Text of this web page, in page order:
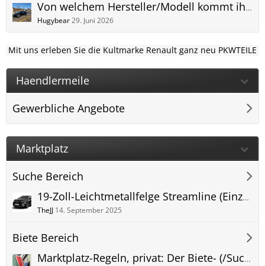
Von welchem Hersteller/Modell kommt ihr und warum wechselt ihr zum Renault Scenic E-Tech Electric?
Hugybear29. Juni 2026
Mit uns erleben Sie die Kultmarke Renault ganz neu PKWTEILE
Haendlermeile
Gewerbliche Angebote
Marktplatz
Suche Bereich
19-Zoll-Leichtmetallfelge Streamline (Einzeln oder Satz)
TheJJ 14. September 2025
Biete Bereich
Marktplatz-Regeln, privat: Der Biete- (/Suche-) Bereich im Renault Scenic E Forum.